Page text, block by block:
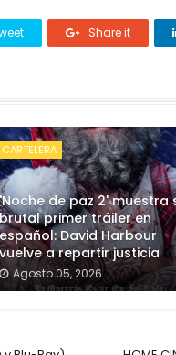
Share it
CARTELERA
de paz 2' muestra
primer tráiler en
David Harbour
a repartir justicia
Agosto 05, 2026